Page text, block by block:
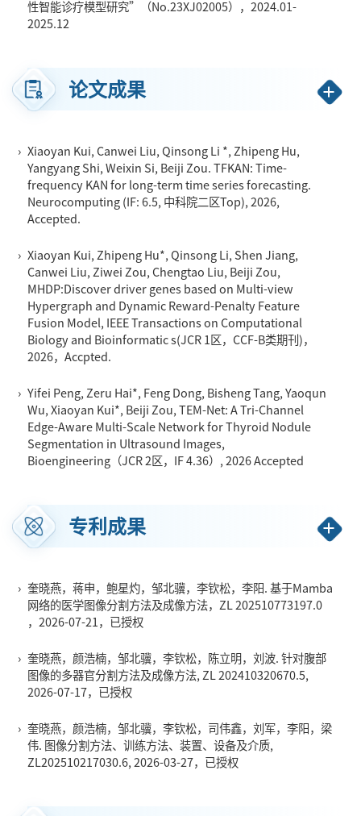
事，湖南省数字医学学会理事，全国高等院校计算机基础教育研
家库成员，广东省数字政府专家资源池专家，长
沙市工业和信息
化局工信系统专家人才库专家，长沙市新型智慧城市建设专家，
程评审专家 。研究方向为 ：模式识别与图像处理、机器视觉与智
慧医疗、医疗大数据、 智能医学影像分析、数据可视化与可视分
析、教育信息化等。
高校数字化转型先锋人物，建党百年湖南省教育系统优秀共产党
员，湖南省普通高校教学能手, 湖南省芙蓉百岗明星，湖南省芙蓉
计划高层次人才，湖南省青年骨干教师，国家级一流本科课程和
省级一流课程主讲人，全国青年教师课堂教学竞赛湖南省种子选
手，中国科协“中学生英才计划”湖南省优秀导师，湖南湘江新区
首批中小学科学副校长，中南大学十佳青年，中南大学课程思政
示范教师，中南大学“三十佳”比赛唯一大满贯获得者，入选“中南
算机学科课程思政优秀教学团队负责人。湖南省首届青年科协委
员, 中国大学生计算机设计大赛中南地区赛竞赛组织委员会委员,
ACM SIGCSE China委员，国家自然科学基金评议专家，教育部学
位与研究生教育发展中心通讯评议专家，教育部普通高等学校本
TVP行业大使，湖南省教育厅督学专家，湖南省创新创业大赛评
审专家，湖南省政府采购评审专家，长沙市科技计划项目评审专
基座”优秀教师奖励计划（全国首届20人），教育部基础学科拔尖
学生培养计划2.0优秀管理人员奖，教育部-华为智能基座“栋梁之
育研究会优秀教师奖（2022年全国七人之一），高等教育（本
科）国家级教学成果奖二等奖（排2），全国生态文明信息化教学
奖各1项，中国图象图形学学会高等教育教学成果奖二等奖1项
（排1），湖南省计算机学会高等教育教学成果奖特等奖/一等奖各
1项，思政案例获全国高等院校计算机基础教育研究会优秀课程思
性智能诊疗模型研究”（No.23XJ02005），2024.01-
2025.12
论文成果
› Xiaoyan Kui, Canwei Liu, Qinsong Li *, Zhipeng Hu,
Yangyang Shi, Weixin Si, Beiji Zou. TFKAN: Time-
frequency KAN for long-term time series forecasting.
Neurocomputing (IF: 6.5, 中科院二区Top), 2026,
Accepted.
› Xiaoyan Kui, Zhipeng Hu*, Qinsong Li, Shen Jiang,
Canwei Liu, Ziwei Zou, Chengtao Liu, Beiji Zou,
MHDP:Discover driver genes based on Multi-view
Hypergraph and Dynamic Reward-Penalty Feature
Fusion Model, IEEE Transactions on Computational
Biology and Bioinformatic s(JCR 1区，CCF-B类期刊)，
2026，Accpted.
› Yifei Peng, Zeru Hai*, Feng Dong, Bisheng Tang, Yaoqun
Wu, Xiaoyan Kui*, Beiji Zou, TEM-Net: A Tri-Channel
Edge-Aware Multi-Scale Network for Thyroid Nodule
Segmentation in Ultrasound Images,
Bioengineering（JCR 2区，IF 4.36）, 2026 Accepted
专利成果
› 奎晓燕，蒋申，鲍星灼，邹北骥，李钦松，李阳. 基于Mamba
网络的医学图像分割方法及成像方法，ZL 202510773197.0
，2026-07-21，已授权
› 奎晓燕，颜浩楠，邹北骥，李钦松，陈立明，刘波. 针对腹部
图像的多器官分割方法及成像方法, ZL 202410320670.5,
2026-07-17，已授权
› 奎晓燕，颜浩楠，邹北骥，李钦松，司伟鑫，刘军，李阳，梁
伟. 图像分割方法、训练方法、装置、设备及介质,
ZL202510217030.6, 2026-03-27，已授权